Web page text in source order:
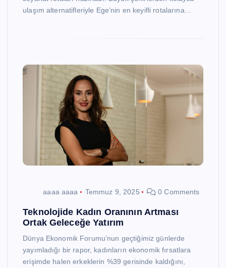
ulaşım alternatifleriyle Ege’nin en keyifli rotalarına…
aaaa aaaa Temmuz 9, 2025 0 Comments
Teknolojide Kadın Oranının Artması
Ortak Geleceğe Yatırım
Dünya Ekonomik Forumu’nun geçtiğimiz günlerde
yayımladığı bir rapor, kadınların ekonomik fırsatlara
erişimde halen erkeklerin %39 gerisinde kaldığını,